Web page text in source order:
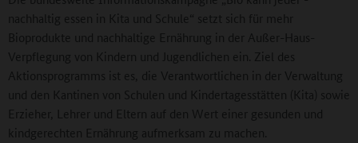
nachhaltig essen in Kita und Schule“ setzt sich für mehr
Bioprodukte und nachhaltige Ernährung in der Außer-Haus-
Verpflegung von Kindern und Jugendlichen ein. Ziel des
Aktionsprogramms ist es, die Verantwortlichen in der Verwaltung
und den Kantinen von Schulen und Kindertagesstätten (Kita) sowie
Erzieher, Lehrer und Eltern auf den Wert einer gesunden und
kindgerechten Ernährung aufmerksam zu machen.